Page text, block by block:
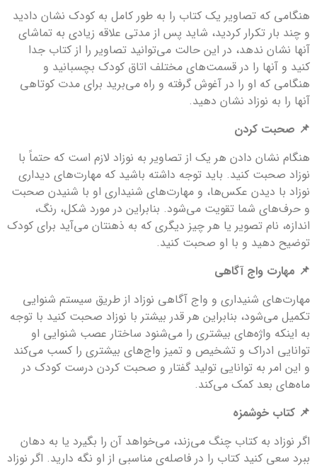
هنگامی که تصاویر یک کتاب را به طور کامل به کودک نشان دادید
و چند بار تکرار کردید، شاید پس از مدتی علاقه زیادی به تماشای
آنها نشان ندهد، در این حالت می‌توانید تصاویر را از کتاب جدا
کنید و آنها را در قسمت‌های مختلف اتاق کودک بچسبانید و
هنگامی که او را در آغوش گرفته و راه می‌برید برای مدت کوتاهی
آنها را به نوزاد نشان دهید.
📌 صحبت کردن
هنگام نشان دادن هر یک از تصاویر به نوزاد لازم است که حتماً با
نوزاد صحبت کنید. باید توجه داشته باشید که مهارت‌های دیداری
نوزاد با دیدن عکس‌ها، و مهارت‌های شنیداری او با شنیدن صحبت
و حرف‌های شما تقویت می‌شود. بنابراین در مورد شکل، رنگ،
اندازه، نام تصویر یا هر چیز دیگری که به ذهنتان می‌آید برای کودک
توضیح دهید و با او صحبت کنید.
📌 مهارت واج آگاهی
مهارت‌های شنیداری و واج آگاهی نوزاد از طریق سیستم شنوایی
تکمیل می‌شود، بنابراین هر قدر بیشتر با نوزاد صحبت کنید با توجه
به اینکه واژه‌های بیشتری را می‌شنود ساختار عصب شنوایی او
توانایی ادراک و تشخیص و تمیز واج‌های بیشتری را کسب می‌کند
و این امر به توانایی تولید گفتار و صحبت کردن درست کودک در
ماه‌های بعد کمک می‌کند.
📌 کتاب خوشمزه
اگر نوزاد به کتاب چنگ می‌زند، می‌خواهد آن را بگیرد یا به دهان
ببرد سعی کنید کتاب را در فاصله‌ی مناسبی از او نگه دارید. اگر نوزاد